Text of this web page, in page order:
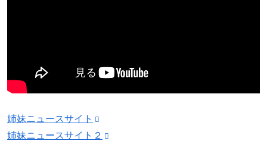
姉妹ニュースサイト
姉妹ニュースサイト２